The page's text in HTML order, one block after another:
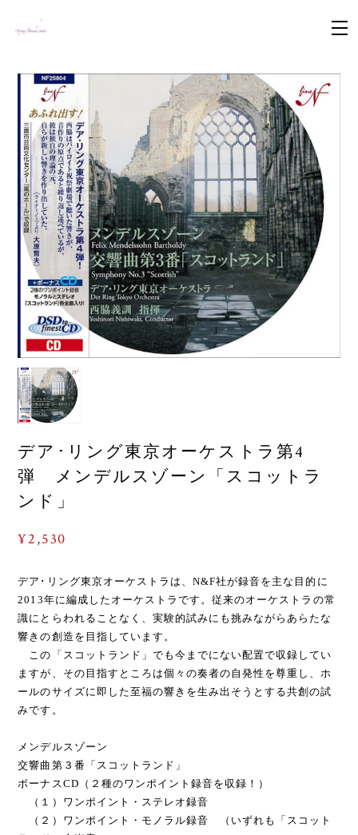
デア･リング東京オーケストラ第4
弾 メンデルスゾーン「スコットラ
ンド」
¥2,530
デア･リング東京オーケストラは、N&F社が録音を主な目的に
2013年に編成したオーケストラです。従来のオーケストラの常
識にとらわれることなく、実験的試みにも挑みながらあらたな
響きの創造を目指しています。
この「スコットランド」でも今までにない配置で収録してい
ますが、その目指すところは個々の奏者の自発性を尊重し、ホ
ールのサイズに即した至福の響きを生み出そうとする共創の試
みです。
メンデルスゾーン
交響曲第３番「スコットランド」
ボーナスCD（２種のワンポイント録音を収録！）
（１）ワンポイント・ステレオ録音
（２）ワンポイント・モノラル録音 （いずれも「スコット